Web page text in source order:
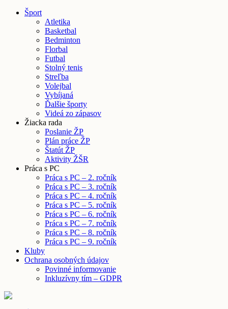
Šport
Atletika
Basketbal
Bedminton
Florbal
Futbal
Stolný tenis
Streľba
Volejbal
Vybíjaná
Ďalšie športy
Videá zo zápasov
Žiacka rada
Poslanie ŽP
Plán práce ŽP
Štatút ŽP
Aktivity ŽŠR
Práca s PC
Práca s PC – 2. ročník
Práca s PC – 3. ročník
Práca s PC – 4. ročník
Práca s PC – 5. ročník
Práca s PC – 6. ročník
Práca s PC – 7. ročník
Práca s PC – 8. ročník
Práca s PC – 9. ročník
Kluby
Ochrana osobných údajov
Povinné informovanie
Inkluzívny tím – GDPR